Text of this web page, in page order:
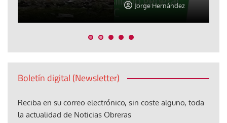
Jorge Hernández
Boletín digital (Newsletter)
Reciba en su correo electrónico, sin coste alguno, toda
la actualidad de Noticias Obreras